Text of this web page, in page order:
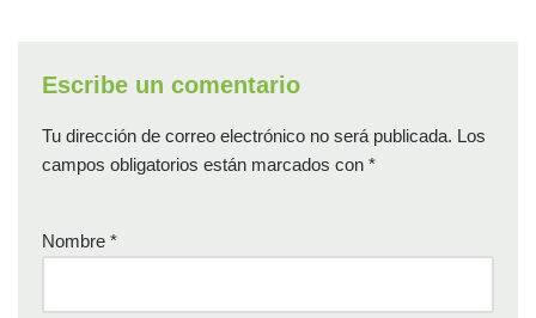
Escribe un comentario
Tu dirección de correo electrónico no será publicada. Los
campos obligatorios están marcados con *
Nombre *